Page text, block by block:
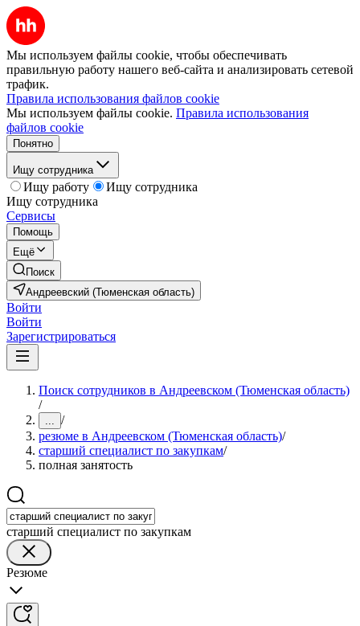
Мы используем файлы cookie, чтобы обеспечивать
правильную работу нашего веб-сайта и анализировать сетевой
трафик.
Правила использования файлов cookie
Мы используем файлы cookie. Правила использования
файлов cookie
Понятно
Ищу сотрудника
Ищу работу
Ищу сотрудника
Ищу сотрудника
Сервисы
Помощь
Ещё
Поиск
Андреевский (Тюменская область)
Войти
Войти
Зарегистрироваться
Поиск сотрудников в Андреевском (Тюменская область)
/
... /
резюме в Андреевском (Тюменская область)/
старший специалист по закупкам/
полная занятость
старший специалист по закупкам
Резюме